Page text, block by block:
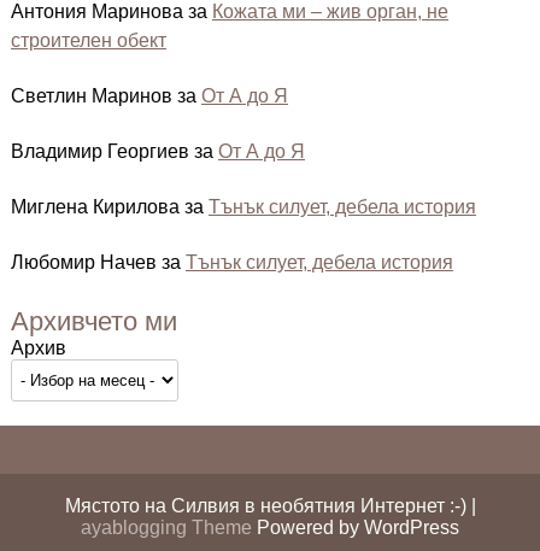
Антония Маринова за Кожата ми – жив орган, не
строителен обект
Светлин Маринов за От А до Я
Владимир Георгиев за От А до Я
Миглена Кирилова за Тънък силует, дебела история
Любомир Начев за Тънък силует, дебела история
Архивчето ми
Архив
Мястото на Силвия в необятния Интернет :-) |
ayablogging Theme Powered by WordPress